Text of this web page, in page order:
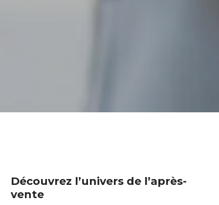
Découvrez l’univers de l’après-
vente